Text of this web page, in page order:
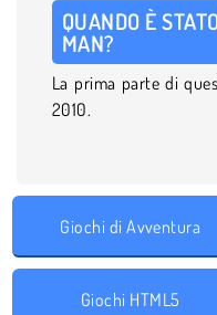
QUANDO È
MAN?
La prima parte di
2010.
Giochi di Avventura
Giochi HTML5